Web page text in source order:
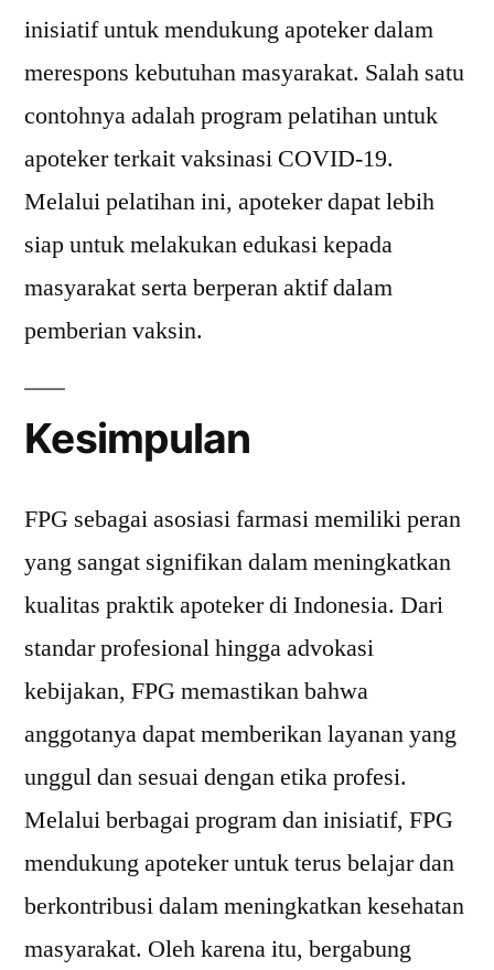
inisiatif untuk mendukung apoteker dalam
merespons kebutuhan masyarakat. Salah satu
contohnya adalah program pelatihan untuk
apoteker terkait vaksinasi COVID-19.
Melalui pelatihan ini, apoteker dapat lebih
siap untuk melakukan edukasi kepada
masyarakat serta berperan aktif dalam
pemberian vaksin.
Kesimpulan
FPG sebagai asosiasi farmasi memiliki peran
yang sangat signifikan dalam meningkatkan
kualitas praktik apoteker di Indonesia. Dari
standar profesional hingga advokasi
kebijakan, FPG memastikan bahwa
anggotanya dapat memberikan layanan yang
unggul dan sesuai dengan etika profesi.
Melalui berbagai program dan inisiatif, FPG
mendukung apoteker untuk terus belajar dan
berkontribusi dalam meningkatkan kesehatan
masyarakat. Oleh karena itu, bergabung